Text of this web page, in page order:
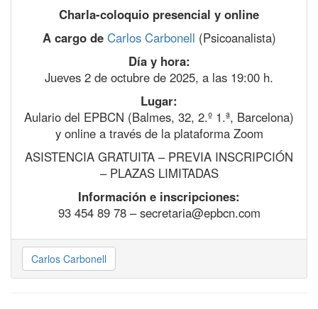
Charla-coloquio presencial y online
A cargo de Carlos Carbonell (Psicoanalista)
Día y hora:
Jueves 2 de octubre de 2025, a las 19:00 h.
Lugar:
Aulario del EPBCN (Balmes, 32, 2.º 1.ª, Barcelona)
y online a través de la plataforma Zoom
ASISTENCIA GRATUITA – PREVIA INSCRIPCIÓN
– PLAZAS LIMITADAS
Información e inscripciones:
93 454 89 78 – secretaria@epbcn.com
Carlos Carbonell